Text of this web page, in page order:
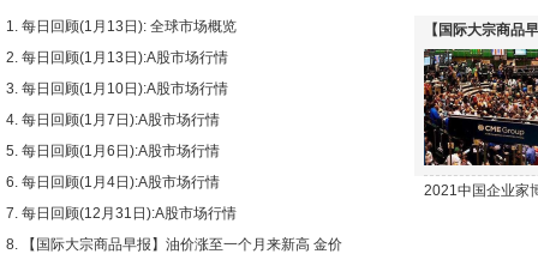
每日回顾(1月13日): 全球市场概览
每日回顾(1月13日):A股市场行情
每日回顾(1月10日):A股市场行情
每日回顾(1月7日):A股市场行情
每日回顾(1月6日):A股市场行情
每日回顾(1月4日):A股市场行情
每日回顾(12月31日):A股市场行情
【国际大宗商品早报】油价涨至一个月来新高 金价
【国际大宗商品
下跌
2021中国企业家